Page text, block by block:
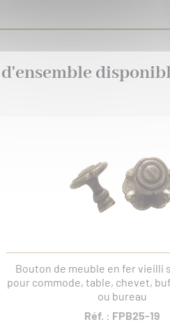
Bouton de meuble en fer vieilli
pour commode, table, chevet,
ou bureau
Réf. : FPB25-19